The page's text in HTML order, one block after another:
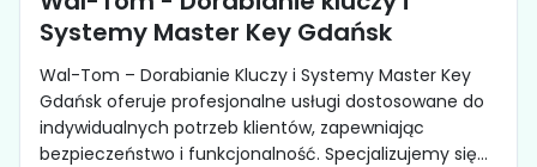
Systemy Master Key Gdańsk
Wal-Tom – Dorabianie Kluczy i Systemy Master Key
Gdańsk oferuje profesjonalne usługi dostosowane do
indywidualnych potrzeb klientów, zapewniając
bezpieczeństwo i funkcjonalność. Specjalizujemy się...